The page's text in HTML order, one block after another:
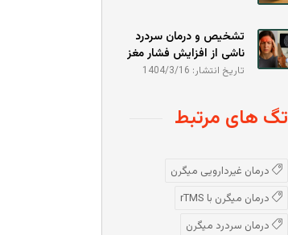
تشخیص و درمان سردرد
ناشی از افزایش فشار مغز
تاریخ انتشار: 1404/3/16
تگ های مرتبط
درمان غیردارویی میگرن
درمان میگرن با rTMS
درمان سردرد میگرن